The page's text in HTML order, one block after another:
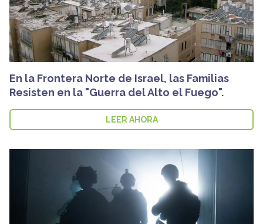
En la Frontera Norte de Israel, las Familias
Resisten en la "Guerra del Alto el Fuego".
LEER AHORA